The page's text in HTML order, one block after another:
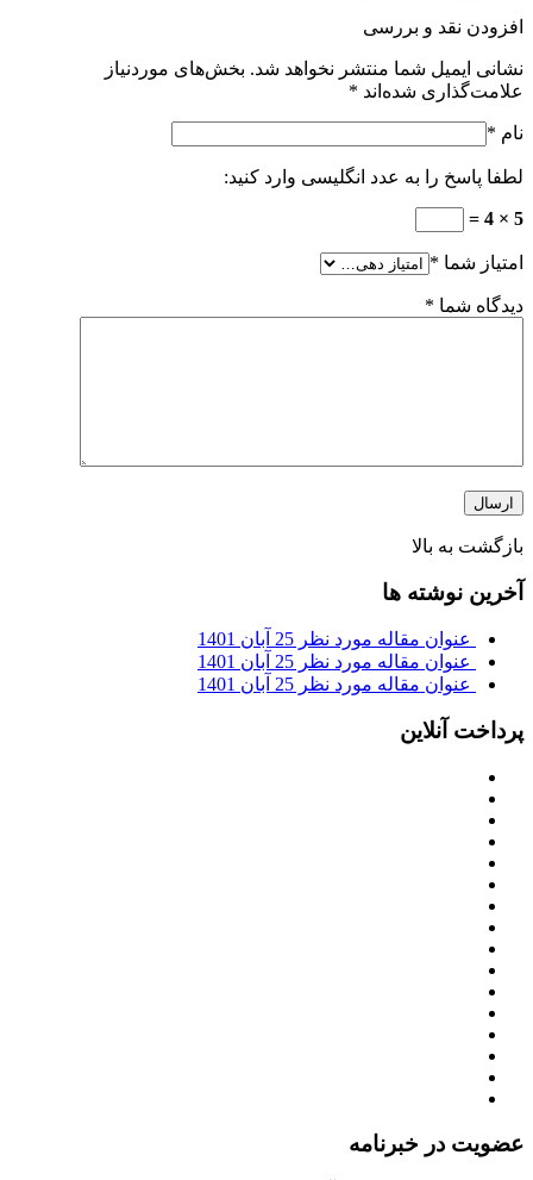
افزودن نقد و بررسی
نشانی ایمیل شما منتشر نخواهد شد. بخش‌های موردنیاز
علامت‌گذاری شده‌اند *
نام *
لطفا پاسخ را به عدد انگلیسی وارد کنید:
5 × 4 =
امتیاز شما *
دیدگاه شما *
بازگشت به بالا
آخرین نوشته ها
عنوان مقاله مورد نظر 25 آبان 1401
عنوان مقاله مورد نظر 25 آبان 1401
عنوان مقاله مورد نظر 25 آبان 1401
پرداخت آنلاین
عضویت در خبرنامه